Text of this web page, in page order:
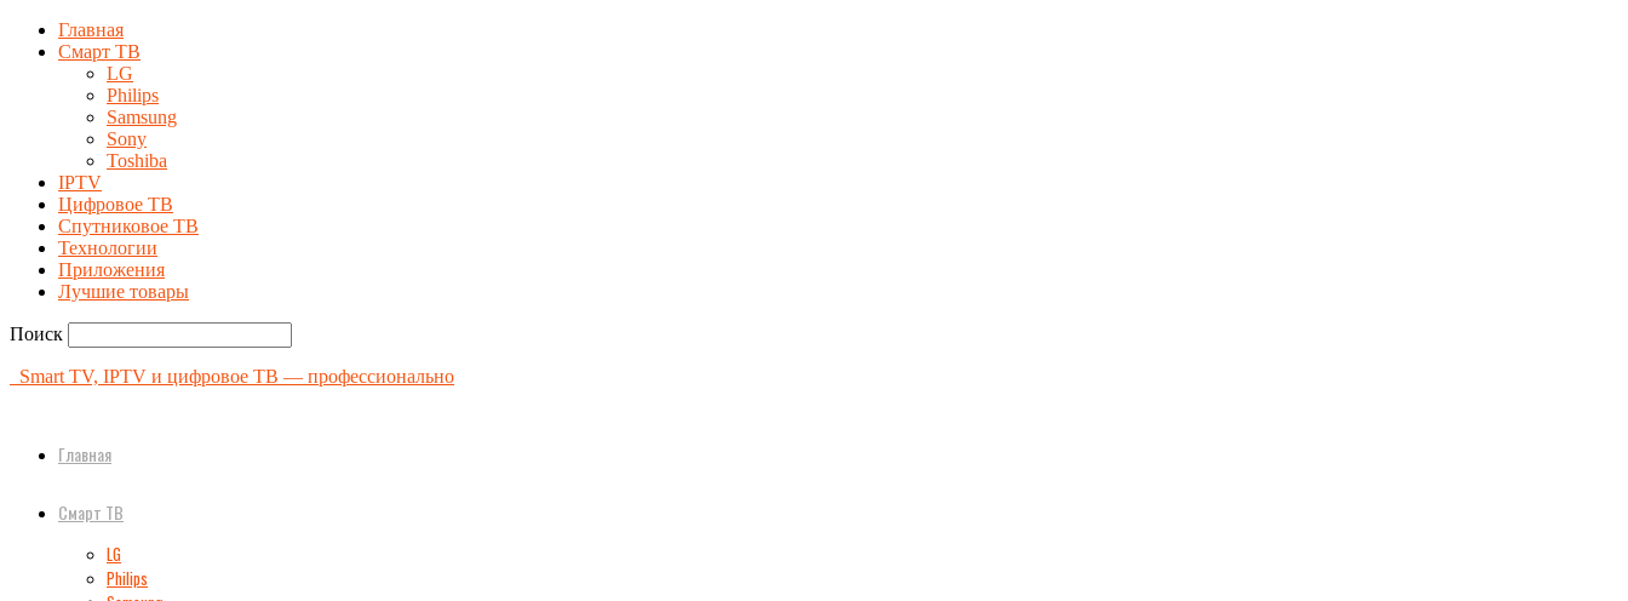
Главная
Смарт ТВ
LG
Philips
Samsung
Sony
Toshiba
IPTV
Цифровое ТВ
Спутниковое ТВ
Технологии
Приложения
Лучшие товары
Поиск
Smart TV, IPTV и цифровое ТВ — профессионально
Главная
Смарт ТВ
LG
Philips